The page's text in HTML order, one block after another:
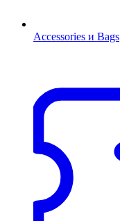
Accessories и Bags